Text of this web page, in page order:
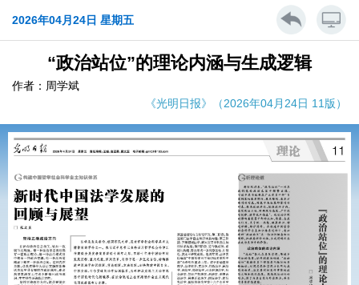
2026年04月24日 星期五
“政治站位”的理论内涵与生成逻辑
作者：周学斌
《光明日报》（2026年04月24日 11版）